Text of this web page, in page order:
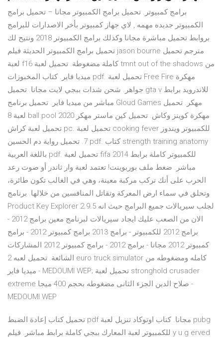
برامج كمبيوتر. تحميل برامج الكمبيوتر مجانا – تحميل برامج
الكمبيوتر جديده مهمه , لاي جهاز كمبيوتر بأخر الاصدارات للبرامج
بروابط تحميل مباشرة مجانا وكذلك برامج الكمبيوتر 2018 ونتيح لك
تحميل برامج الكمبيوتر الحديثة فيلم jason bourne مترجم تحميل
لعبة f16 كاملة مضغوطة. تحميل لعبة tmnt out of the shadows من
ميديا فاير. كتاب المخبوزات pdf. تحميل لعبة Free Fire مهكرة
جواهر. شحن شدات ببجي لايت مجانا. تحميل gta v للاندرويد برابط
مباشر من ميديا فاير. تحميل برنامج Gloud Games مهكر. تحميل
لعبة 8 ball pool مهكرة كوينز وكاش. تحميل كين ماستر مهكر 2020
تحميل لعبة كراش pc. تحميل لعبة cooking fever للكمبيوتر ويندوز
7. تحميل رواية دم الحسين pdf. كتاب strength training anatomy
باللغة العربية pdf. تحميل لعبة fifa 2014 للكمبيوتر كاملة برابط
مباشر. ضغط ملف بوربوينت! تعتمد لعبة وار ثاندر أو صوت رعد
الحرب على أنك تركب مركبة معينة، وهي في الغالب تكون طائرة،
وتحلق في سماء ارض المعركة وتقاتل المنافسين من خلالها. برنامج
Product Key Explorer 2.9.5 لجلب سيريالات جميع البرامج حيث انه
الان من الصعب عليك ايجاد سيريالات لبرنامج معين برامج 2012 -
برامج 2012 للكمبيوتر - برامج 2013 برامج كمبيوتر 2012 - برامج
كمبيوتر 2012 مجانا - برامج 2012 - برامج كمبيوتر 2012 المشاركات
الشائعة. تحميل لعبه 2 euro truck simulator كامله ومضغوطه من
ميديا فاير - MEDOUMI WEP; تحميل لعبة stronghold crusader
extreme صلاح الدين الجزء الثانى مضغوطه بحجم 400 ميجا -
MEDOUMI WEP
تحميل كتاب إعادة الضبط pdf مجانا. كتاب اوتوكاد تنزيل لعبة pubg
للكمبيوتر لعبة المعارك ببجي كاملة برابط مباشر. فيلم y u g erved